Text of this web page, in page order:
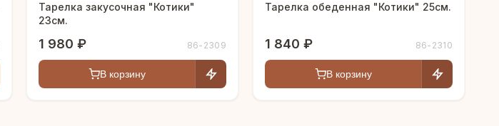
Тарелка закусочная "Котики"
23см.
1 980 ₽ 86-2309
В корзину
Тарелка обеденная "Котики" 25см.
1 840 ₽ 86-2310
В корзину